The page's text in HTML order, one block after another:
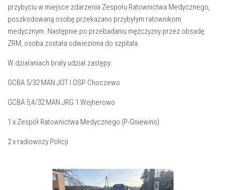
przybyciu w miejsce zdarzenia Zespołu Ratownictwa Medycznego,
poszkodowaną osobę przekazano przybyłym ratownikom
medycznym. Następnie po przebadaniu mężczyzny przez obsadę
ZRM, osoba została odwieziona do szpitala.
W działaniach brały udział zastępy:
GCBA 5/32 MAN JOT I OSP Choczewo
GCBA 5,4/32 MAN JRG 1 Wejherowo
1 x Zespół Ratownictwa Medycznego (P-Gniewino)
2 x radiowozy Policji